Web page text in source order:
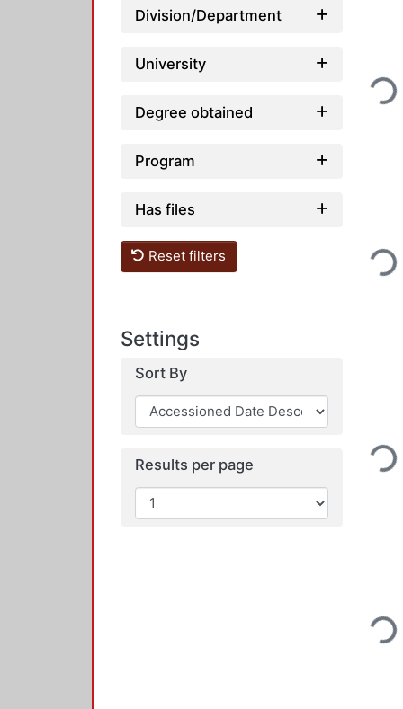
Division/Department
University
Degree obtained
Program
Has files
Reset filters
Settings
Sort By
Results per page
Loading...
Loading...
Loading...
Loading...